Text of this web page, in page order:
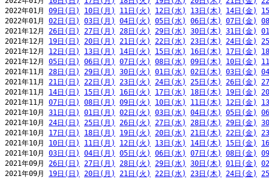
2022年01月 09日(日) 10日(月) 11日(火) 12日(水) 13日(木) 14日(金)
2022年01月 02日(日) 03日(月) 04日(火) 05日(水) 06日(木) 07日(金)
2021年12月 26日(日) 27日(月) 28日(火) 29日(水) 30日(木) 31日(金)
2021年12月 19日(日) 20日(月) 21日(火) 22日(水) 23日(木) 24日(金)
2021年12月 12日(日) 13日(月) 14日(火) 15日(水) 16日(木) 17日(金)
2021年12月 05日(日) 06日(月) 07日(火) 08日(水) 09日(木) 10日(金)
2021年11月 28日(日) 29日(月) 30日(火) 01日(水) 02日(木) 03日(金)
2021年11月 21日(日) 22日(月) 23日(火) 24日(水) 25日(木) 26日(金)
2021年11月 14日(日) 15日(月) 16日(火) 17日(水) 18日(木) 19日(金)
2021年11月 07日(日) 08日(月) 09日(火) 10日(水) 11日(木) 12日(金)
2021年10月 31日(日) 01日(月) 02日(火) 03日(水) 04日(木) 05日(金)
2021年10月 24日(日) 25日(月) 26日(火) 27日(水) 28日(木) 29日(金)
2021年10月 17日(日) 18日(月) 19日(火) 20日(水) 21日(木) 22日(金)
2021年10月 10日(日) 11日(月) 12日(火) 13日(水) 14日(木) 15日(金)
2021年10月 03日(日) 04日(月) 05日(火) 06日(水) 07日(木) 08日(金)
2021年09月 26日(日) 27日(月) 28日(火) 29日(水) 30日(木) 01日(金)
2021年09月 19日(日) 20日(月) 21日(火) 22日(水) 23日(木) 24日(金)